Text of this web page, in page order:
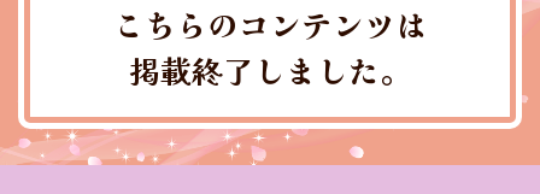
こちらのコンテンツは
掲載終了しました。